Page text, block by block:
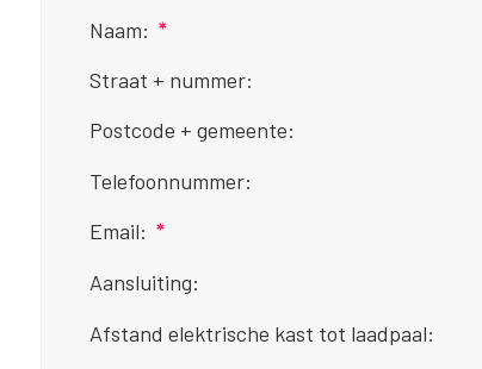
Naam: *
Straat + nummer:
Postcode + gemeente:
Telefoonnummer:
Email: *
Aansluiting:
Afstand elektrische kast tot laadpaal: